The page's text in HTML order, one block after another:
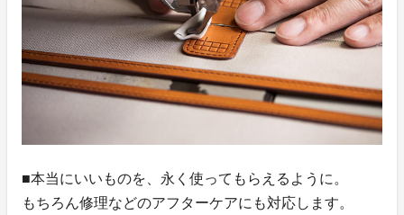
■本当にいいものを、永く使ってもらえるように。
もちろん修理などのアフターケアにも対応します。